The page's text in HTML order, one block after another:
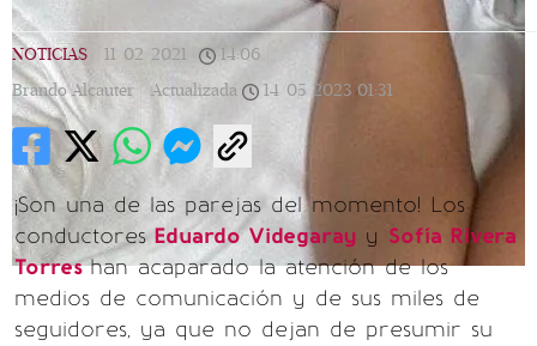
NOTICIAS 11/02/2021 14:06
Brando Alcauter |
Actualizada 14/05/2023 01:31
¡Son una de las parejas del momento! Los
conductoresEduardo Videgaray y Sofía Rivera
Torreshan acaparado la atención de los
medios de comunicación y de sus miles de
seguidores, ya que no dejan de presumir su